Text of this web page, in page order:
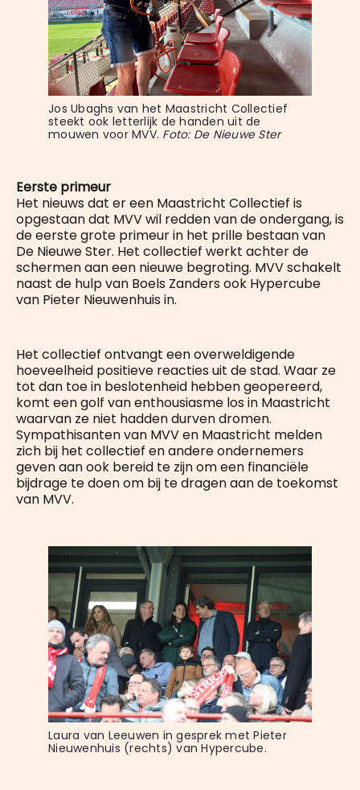
Jos Ubaghs van het Maastricht Collectief
steekt ook letterlijk de handen uit de
mouwen voor MVV. Foto: De Nieuwe Ster
Eerste primeur
Het nieuws dat er een Maastricht Collectief is
opgestaan dat MVV wil redden van de ondergang, is
de eerste grote primeur in het prille bestaan van
De Nieuwe Ster. Het collectief werkt achter de
schermen aan een nieuwe begroting. MVV schakelt
naast de hulp van Boels Zanders ook Hypercube
van Pieter Nieuwenhuis in.
Het collectief ontvangt een overweldigende
hoeveelheid positieve reacties uit de stad. Waar ze
tot dan toe in beslotenheid hebben geopereerd,
komt een golf van enthousiasme los in Maastricht
waarvan ze niet hadden durven dromen.
Sympathisanten van MVV en Maastricht melden
zich bij het collectief en andere ondernemers
geven aan ook bereid te zijn om een financiële
bijdrage te doen om bij te dragen aan de toekomst
van MVV.
Laura van Leeuwen in gesprek met Pieter
Nieuwenhuis (rechts) van Hypercube.